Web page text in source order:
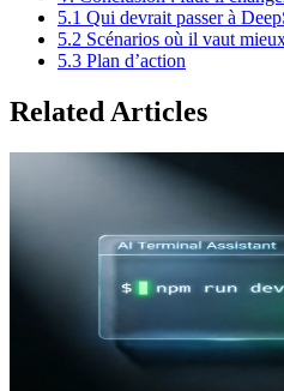
5.1 Qui devrait passer à
5.2 Scénarios où il vaut
5.3 Plan d’action
Related Articles